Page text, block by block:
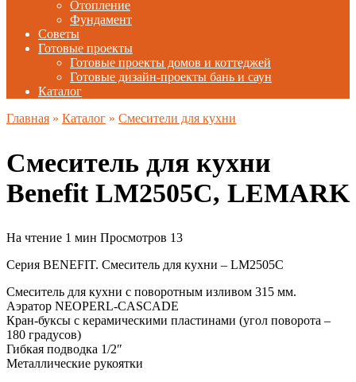
Отопление
Фундамент
Советы
Готовые проекты
Готовые проекты домов и коттеджей
Готовые дизайн-проекты бань и саун
Каталог
Главная » Каталог » Смесители для кухни
Смеситель для кухни
Benefit LM2505C, LEMARK
На чтение 1 мин Просмотров 13
Серия BENEFIT. Смеситель для кухни – LM2505C
Смеситель для кухни с поворотным изливом 315 мм.
Аэратор NEOPERL-CASCADE
Кран-буксы с керамическими пластинами (угол поворота –
180 градусов)
Гибкая подводка 1/2″
Металлические рукоятки